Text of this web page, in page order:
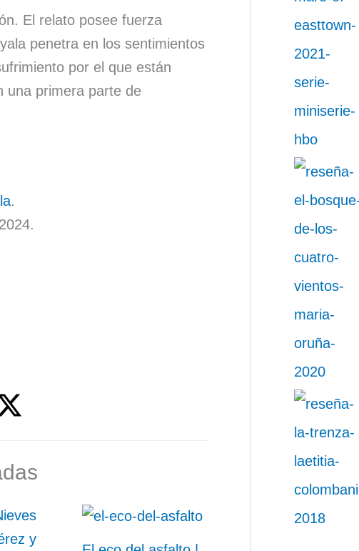
El relato posee fuerza
penetra en los sentimientos
por el que están
una primera parte de
.